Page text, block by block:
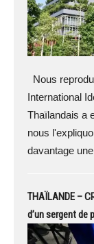
Nous
International
Thaïlandais a
nous
davantage
THAÏLANDE –
d’un sergent de